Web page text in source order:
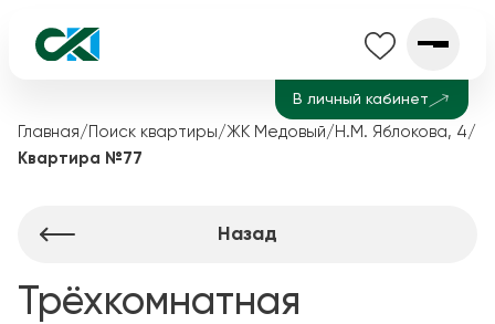
В личный кабинет
Главная/ Поиск квартиры/ЖК Медовый/ Н.М. Яблокова, 4/
Квартира №77
Назад
Трёхкомнатная